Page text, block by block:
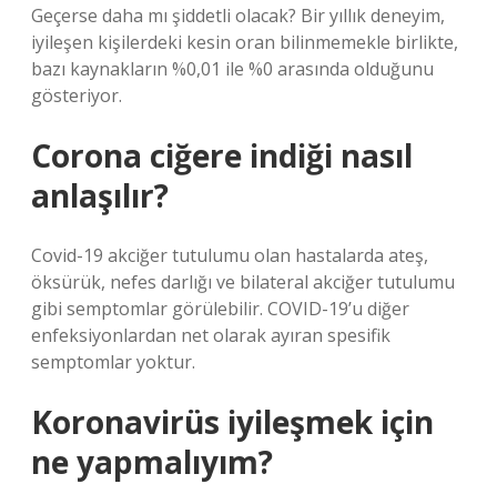
Geçerse daha mı şiddetli olacak? Bir yıllık deneyim,
iyileşen kişilerdeki kesin oran bilinmemekle birlikte,
bazı kaynakların %0,01 ile %0 arasında olduğunu
gösteriyor.
Corona ciğere indiği nasıl
anlaşılır?
Covid-19 akciğer tutulumu olan hastalarda ateş,
öksürük, nefes darlığı ve bilateral akciğer tutulumu
gibi semptomlar görülebilir. COVID-19’u diğer
enfeksiyonlardan net olarak ayıran spesifik
semptomlar yoktur.
Koronavirüs iyileşmek için
ne yapmalıyım?